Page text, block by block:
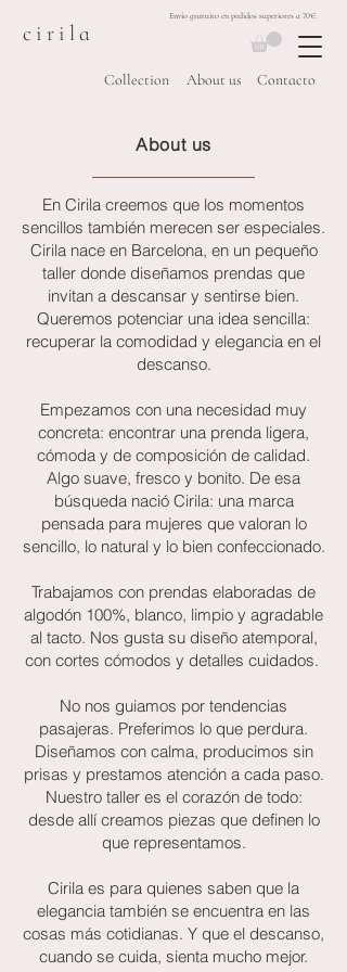
cirila
About us Contacto
Collection
Envío gratuito en pedidos superiores a 70€
About us
En Cirila creemos que los momentos
sencillos también merecen ser especiales.
Cirila nace en Barcelona, en un pequeño
taller donde diseñamos prendas que
invitan a descansar y sentirse bien.
Queremos potenciar una idea sencilla:
recuperar la comodidad y elegancia en el
descanso.
Empezamos con una necesidad muy
concreta: encontrar una prenda ligera,
cómoda y de composición de calidad.
Algo suave, fresco y bonito. De esa
búsqueda nació Cirila: una marca
pensada para mujeres que valoran lo
sencillo, lo natural y lo bien confeccionado.
Trabajamos con prendas elaboradas de
algodón 100%, blanco, limpio y agradable
al tacto. Nos gusta su diseño atemporal,
con cortes cómodos y detalles cuidados.
No nos guiamos por tendencias
pasajeras. Preferimos lo que perdura.
Diseñamos con calma, producimos sin
prisas y prestamos atención a cada paso.
Nuestro taller es el corazón de todo:
desde allí creamos piezas que definen lo
que representamos.
Cirila es para quienes saben que la
elegancia también se encuentra en las
cosas más cotidianas. Y que el descanso,
cuando se cuida, sienta mucho mejor.